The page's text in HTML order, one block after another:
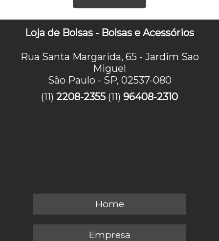
Loja de Bolsas - Bolsas e Acessórios
Rua Santa Margarida, 65 - Jardim Sao
Miguel
São Paulo - SP, 02537-080
(11) 2208-2355 (11) 96408-2310
Home
Empresa